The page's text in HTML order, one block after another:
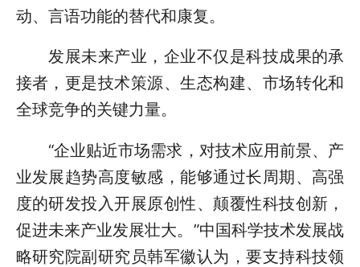
动、言语功能的替代和康复。
发展未来产业，企业不仅是科技成果的承
接者，更是技术策源、生态构建、市场转化和
全球竞争的关键力量。
“企业贴近市场需求，对技术应用前景、产
业发展趋势高度敏感，能够通过长周期、高强
度的研发投入开展原创性、颠覆性科技创新，
促进未来产业发展壮大。”中国科学技术发展战
略研究院副研究员韩军徽认为，要支持科技领